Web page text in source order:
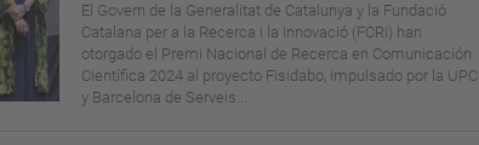
El Govern de la Generalitat de Catalunya y la Fundació
Catalana per a la Recerca i la Innovació (FCRI) han
otorgado el Premi Nacional de Recerca en Comunicación
Científica 2024 al proyecto Fisidabo, impulsado por la UPC
y Barcelona de Serveis...